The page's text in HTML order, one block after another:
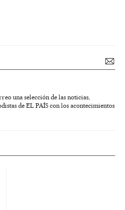
una selección de las noticias,
de EL PAÍS con los acontecimientos